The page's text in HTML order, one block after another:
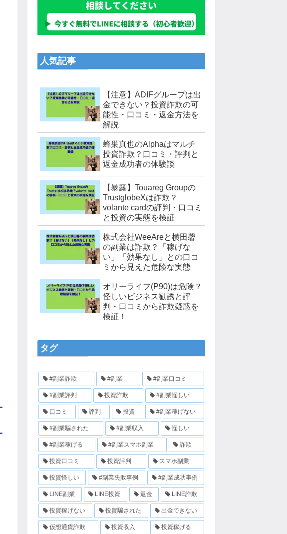
人気記事
【注意】ADIFグループは出
金できない？投資詐欺の可
能性・口コミ・返金方法を
解説
蜂巣真也のAlphaはマルチ
投資詐欺？口コミ・評判と
返金成功者の体験談
【暴露】Touareg Groupの
TrustglobeXは詐欺？
volante cardの評判・口コミ
と投資の実態を検証
株式会社WeeAreと横田馨
の副業は詐欺？「稼げな
い」「効果なし」との口コ
ミから見えた危険な実態
オリーライフ(P90)は危険？
怪しいビジネス勧誘と評
判・口コミから詐欺疑惑を
検証！
タグ
#副業詐欺 #副業 #副業口コミ
#副業評判 投資詐欺 #副業怪しい
口コミ 評判 投資 #副業稼げない
#副業騙された #副業収入 怪しい
#副業稼げる #副業スマホ副業 詐欺
投資口コミ 投資評判 スマホ副業
投資怪しい #副業失敗事例 #副業成功事例
LINE副業 LINE投資 返金 LINE詐欺
投資稼げない 投資騙された 出金できない
仮想通貨詐欺 投資収入 投資稼げる